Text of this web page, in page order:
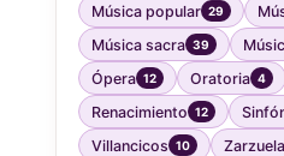
Música popular 29
Música sacra 39
Ópera 12 Oratoria 4
Renacimiento 12
Villancicos 10 Zarzuela